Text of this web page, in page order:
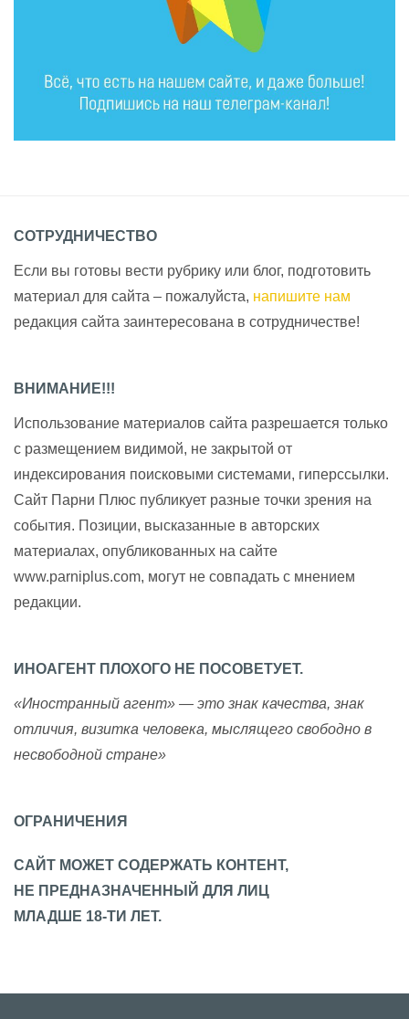
СОТРУДНИЧЕСТВО
Если вы готовы вести рубрику или блог, подготовить
материал для сайта – пожалуйста, напишите нам
редакция сайта заинтересована в сотрудничестве!
ВНИМАНИЕ!!!
Использование материалов сайта разрешается только
с размещением видимой, не закрытой от
индексирования поисковыми системами, гиперссылки.
Сайт Парни Плюс публикует разные точки зрения на
события. Позиции, высказанные в авторских
материалах, опубликованных на сайте
www.parniplus.com, могут не совпадать с мнением
редакции.
ИНОАГЕНТ ПЛОХОГО НЕ ПОСОВЕТУЕТ.
«Иностранный агент» — это знак качества, знак
отличия, визитка человека, мыслящего свободно в
несвободной стране»
ОГРАНИЧЕНИЯ
САЙТ МОЖЕТ СОДЕРЖАТЬ КОНТЕНТ,
НЕ ПРЕДНАЗНАЧЕННЫЙ ДЛЯ ЛИЦ
МЛАДШЕ 18-ТИ ЛЕТ.